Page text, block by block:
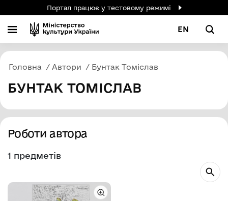
Портал працює у тестовому режимі
EN
Головна Автори Бунтак Томіслав
БУНТАК ТОМІСЛАВ
Роботи автора
1 предметів